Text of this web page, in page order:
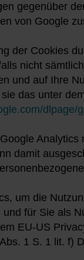
gegenüber
von Google
der Cookies
nicht
und auf Ihre
das unter
dlpage/
damit
um die
für Sie als
EU-US
1 S. 1 lit. f)